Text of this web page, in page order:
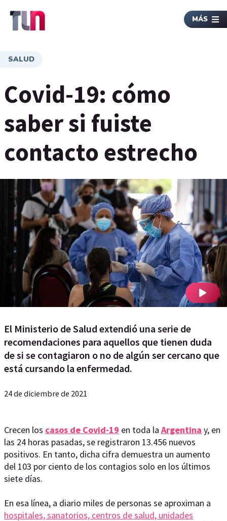
MÁS
SALUD
Covid-19: cómo
saber si fuiste
contacto estrecho
El Ministerio de Salud extendió una serie de
recomendaciones para aquellos que tienen duda
de si se contagiaron o no de algún ser cercano que
está cursando la enfermedad.
24 de diciembre de 2021
Crecen los casos de Covid-19 en toda la Argentina y, en
las 24 horas pasadas, se registraron 13.456 nuevos
positivos. En tanto, dicha cifra demuestra un aumento
del 103 por ciento de los contagios solo en los últimos
siete días.
En esa línea, a diario miles de personas se aproximan a
hospitales, sanatorios, centros de salud, unidades